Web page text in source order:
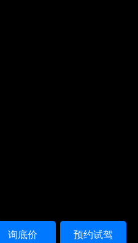
预约试驾
询底价